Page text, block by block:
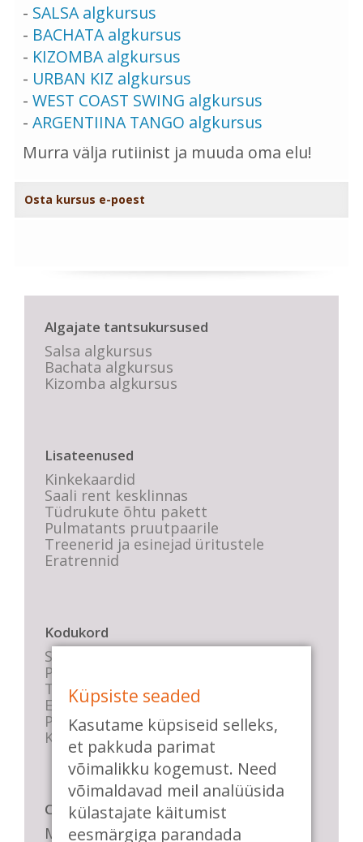
- SALSA algkursus
- BACHATA algkursus
- KIZOMBA algkursus
- URBAN KIZ algkursus
- WEST COAST SWING algkursus
- ARGENTIINA TANGO algkursus
Murra välja rutiinist ja muuda oma elu!
Osta kursus e-poest
Algajate tantsukursused
Salsa algkursus
Bachata algkursus
Kizomba algkursus
Lisateenused
Kinkekaardid
Saali rent kesklinnas
Tüdrukute õhtu pakett
Pulmatants pruutpaarile
Treenerid ja esinejad üritustele
Eratrennid
Kodukord
Stuudio sisekord
Privaatsustingimused
Tasemete kirjeldused
E-poe tingimused
Parkimise info
KKK
Casa de Baile
Me pühendume lõbusale olemisele,
Küpsiste seaded
Kasutame küpsiseid selleks,
et pakkuda parimat
võimalikku kogemust. Need
võimaldavad meil analüüsida
külastajate käitumist
eesmärgiga parandada